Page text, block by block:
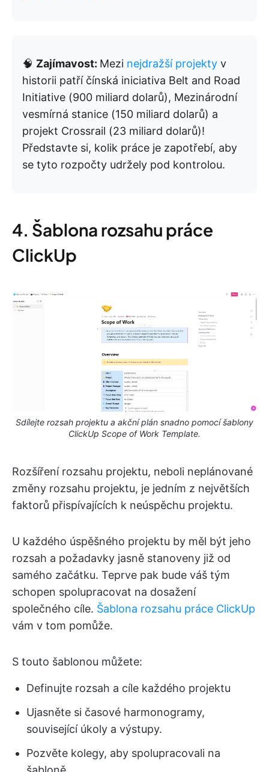
🧠 Zajímavost: Mezi nejdražší projekty v
historii patří čínská iniciativa Belt and Road
Initiative (900 miliard dolarů), Mezinárodní
vesmírná stanice (150 miliard dolarů) a
projekt Crossrail (23 miliard dolarů)!
Představte si, kolik práce je zapotřebí, aby
se tyto rozpočty udržely pod kontrolou.
4. Šablona rozsahu práce
ClickUp
Sdílejte rozsah projektu a akční plán snadno pomocí šablony
ClickUp Scope of Work Template.
Rozšíření rozsahu projektu, neboli neplánované
změny rozsahu projektu, je jedním z největších
faktorů přispívajících k neúspěchu projektu.
U každého úspěšného projektu by měl být jeho
rozsah a požadavky jasně stanoveny již od
samého začátku. Teprve pak bude váš tým
schopen spolupracovat na dosažení
společného cíle. Šablona rozsahu práce ClickUp
vám v tom pomůže.
S touto šablonou můžete:
Definujte rozsah a cíle každého projektu
Ujasněte si časové harmonogramy,
související úkoly a výstupy.
Pozvěte kolegy, aby spolupracovali na